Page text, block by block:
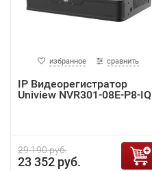
избранное сравнить
IP Видеорегистратор
Uniview NVR301-08E-P8-IQ
29 190 руб.
23 352 руб.